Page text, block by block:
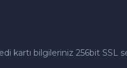
kartı bilgileriniz 256bit SSL